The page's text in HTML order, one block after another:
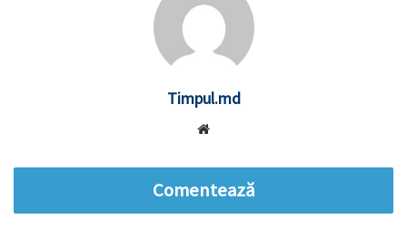
Timpul.md
Comentează